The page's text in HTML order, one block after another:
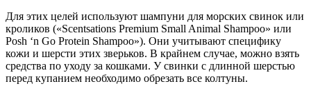
Для этих целей используют шампуни для морских свинок или
кроликов («Scentsations Premium Small Animal Shampoo» или
Posh ‘n Go Protein Shampoo»). Они учитывают специфику
кожи и шерсти этих зверьков. В крайнем случае, можно взять
средства по уходу за кошками. У свинки с длинной шерстью
перед купанием необходимо обрезать все колтуны.